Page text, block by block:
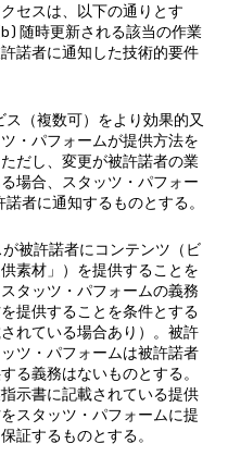
セスは、以下の通りとす
随時更新される該当の作業
諾者に通知した技術的要件
（複数可）をより効果的又
・パフォームが提供方法を
だし、変更が被許諾者の業
場合、スタッツ・パフォー
者に通知するものとする。
被許諾者にコンテンツ（ビ
素材」）を提供することを
タッツ・パフォームの義務
提供することを条件とする
れている場合あり）。被許
ツ・パフォームは被許諾者
る義務はないものとする。
示書に記載されている提供
スタッツ・パフォームに提
証するものとする。